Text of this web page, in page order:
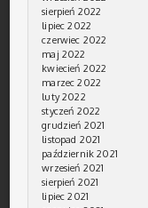
sierpień 2022
lipiec 2022
czerwiec 2022
maj 2022
kwiecień 2022
marzec 2022
luty 2022
styczeń 2022
grudzień 2021
listopad 2021
październik 2021
wrzesień 2021
sierpień 2021
lipiec 2021